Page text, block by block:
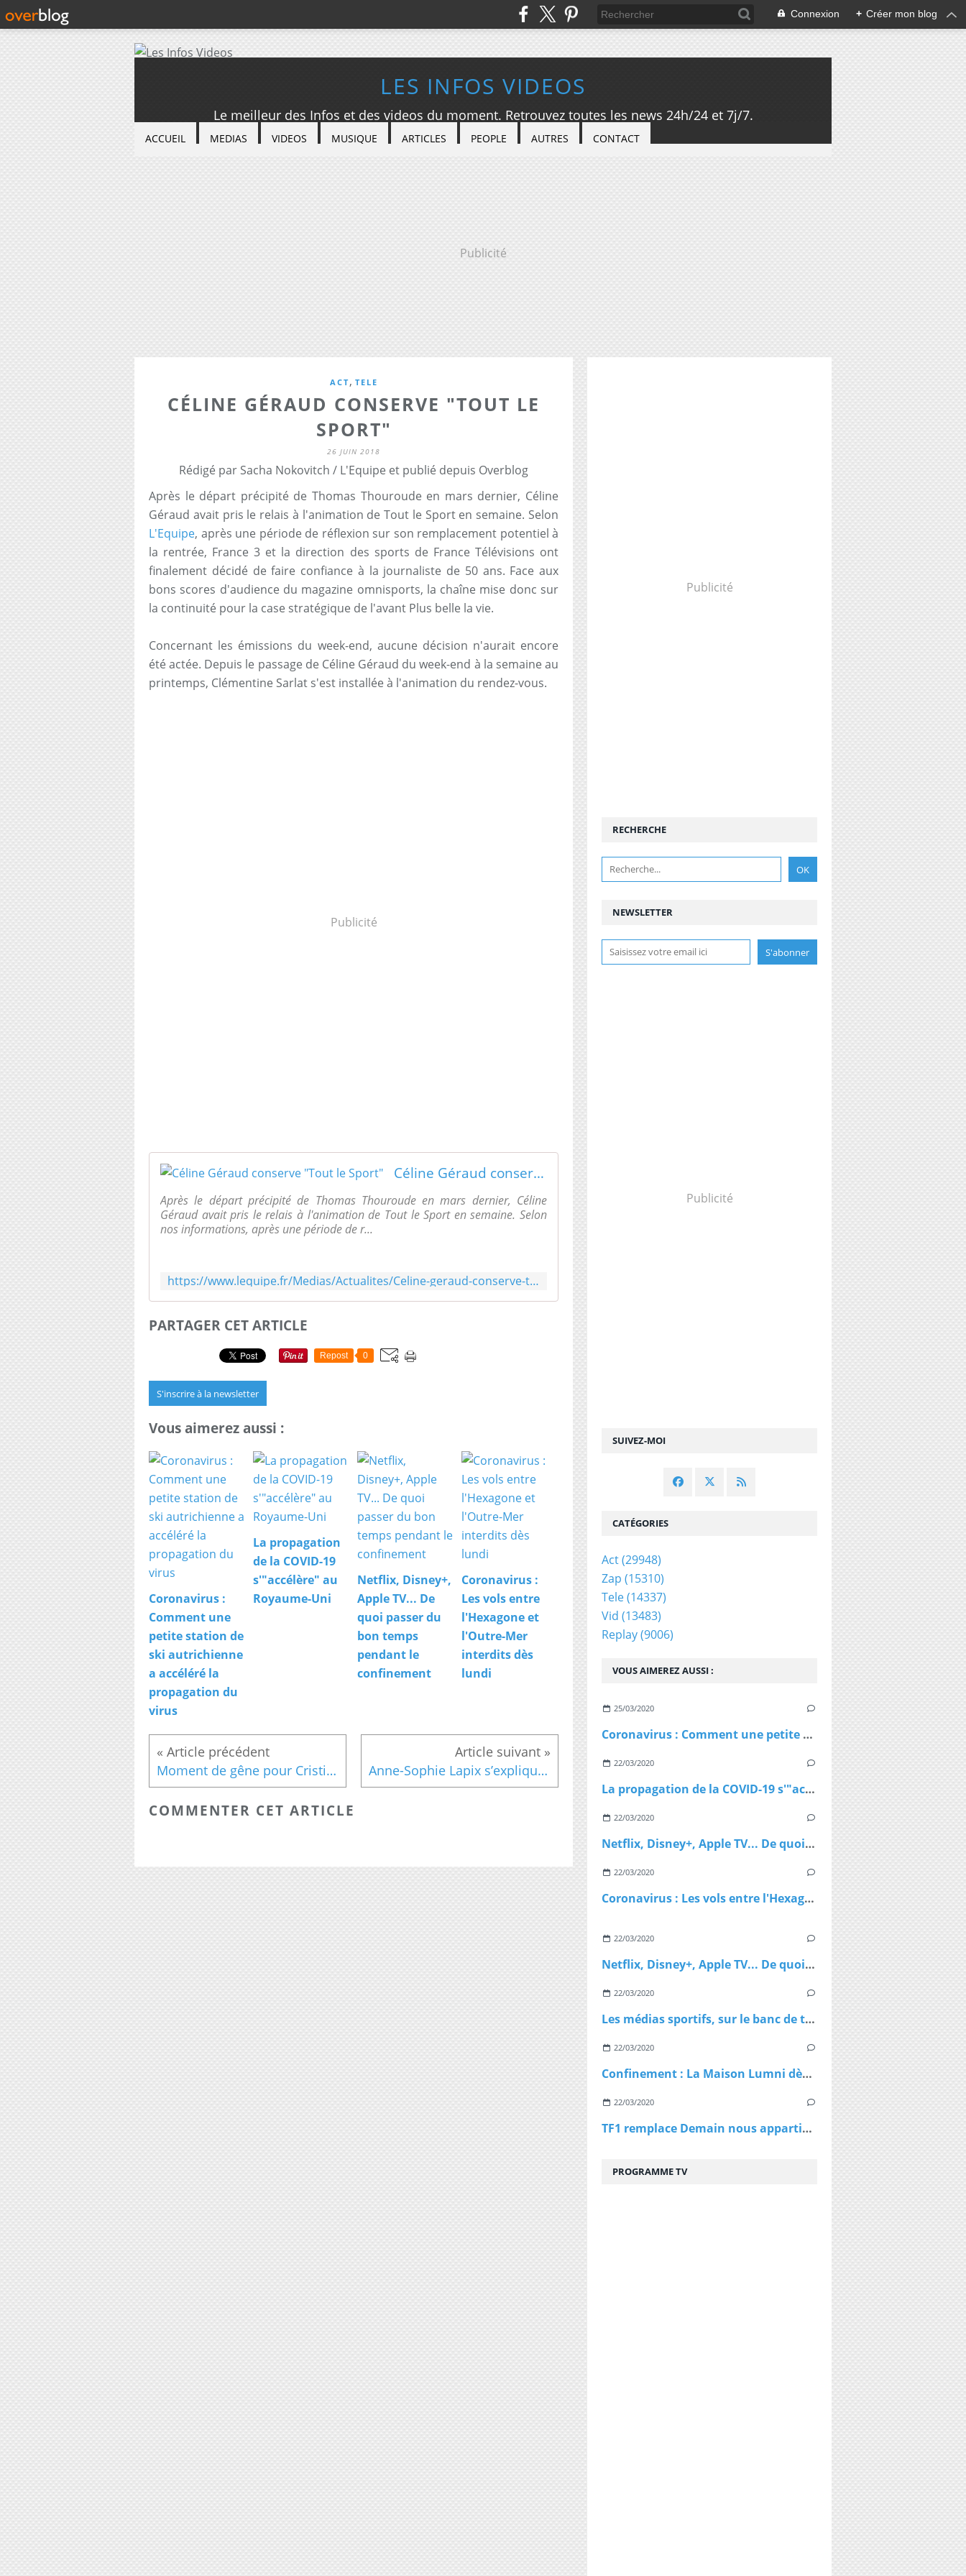
Connexion + Créer mon blog
LES INFOS VIDEOS
Le meilleur des Infos et des videos du moment. Retrouvez toutes les news 24h/24 et 7j/7.
ACCUEIL MEDIAS VIDEOS MUSIQUE ARTICLES PEOPLE AUTRES CONTACT
Publicité
ACT, TELE
CÉLINE GÉRAUD CONSERVE "TOUT LE
SPORT"
26 JUIN 2018
Rédigé par Sacha Nokovitch / L'Equipe et publié depuis Overblog
Après le départ précipité de Thomas Thouroude en mars dernier, Céline
Géraud avait pris le relais à l'animation de Tout le Sport en semaine. Selon
L'Equipe, après une période de réflexion sur son remplacement potentiel à
la rentrée, France 3 et la direction des sports de France Télévisions ont
finalement décidé de faire confiance à la journaliste de 50 ans. Face aux
bons scores d'audience du magazine omnisports, la chaîne mise donc sur
la continuité pour la case stratégique de l'avant Plus belle la vie.
Concernant les émissions du week-end, aucune décision n'aurait encore
été actée. Depuis le passage de Céline Géraud du week-end à la semaine au
printemps, Clémentine Sarlat s'est installée à l'animation du rendez-vous.
Publicité
Céline Géraud conserve "Tout le Sport"
Après le départ précipité de Thomas Thouroude en mars dernier, Céline
Géraud avait pris le relais à l'animation de Tout le Sport en semaine. Selon
nos informations, après une période de r...
https://www.lequipe.fr/Medias/Actualites/Celine-geraud-conserve-tout-le-sport/915566
PARTAGER CET ARTICLE
Repost 0
S'inscrire à la newsletter
Vous aimerez aussi :
Coronavirus :
Comment une
petite station de
ski autrichienne
a accéléré la
propagation du
virus
La propagation
de la COVID-19
s'"accélère" au
Royaume-Uni
Netflix, Disney+,
Apple TV... De
quoi passer du
bon temps
pendant le
confinement
Coronavirus :
Les vols entre
l'Hexagone et
l'Outre-Mer
interdits dès
lundi
Moment de gêne pour Cristina Cordula hier soir quand il faut annoncer à la future mariée ce qu'elle pense de sa robe Anne-Sophie Lapix s’explique sur sa phrase polémique : “On va pouvoir regarder des footballeurs milliardaires courir après un ballon”
COMMENTER CET ARTICLE
Publicité
NEWSLETTER
SUIVEZ-MOI
RECHERCHE
Publicité
VOUS AIMEREZ AUSSI :
25/03/2020
Coronavirus : Comment une petite station de ski autrichienne a accéléré la propagation du virus
22/03/2020
La propagation de la COVID-19 s'"accélère" au Royaume-Uni
22/03/2020
Netflix, Disney+, Apple TV... De quoi passer du bon temps pendant le confinement
22/03/2020
Coronavirus : Les vols entre l'Hexagone et l'Outre-Mer interdits dès lundi
22/03/2020
Netflix, Disney+, Apple TV... De quoi passer du bon temps pendant le confinement
22/03/2020
Les médias sportifs, sur le banc de touche mais pas résignés
22/03/2020
Confinement : La Maison Lumni dès lundi à 9h sur les chaines de France Télévisions
22/03/2020
TF1 remplace Demain nous appartient par Sept à Huit, dès lundi à 19h05 le temps du confinement
CATÉGORIES
Act(29948)
Zap (15310)
Tele(14337)
Vid (13483)
Replay(9006)
PROGRAMME TV